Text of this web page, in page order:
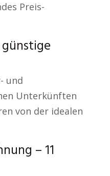
Preis-
und
Unterkünften
von der idealen
– 11